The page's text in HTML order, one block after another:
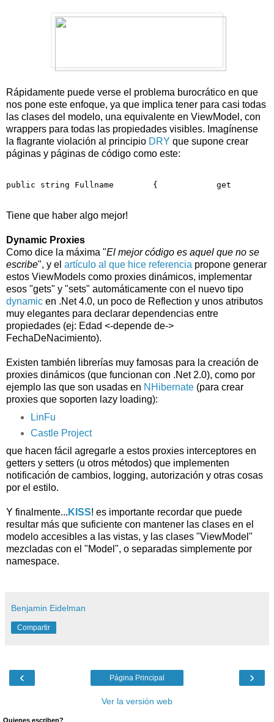
Rápidamente puede verse el problema burocrático en que
nos pone este enfoque, ya que implica tener para casi todas
las clases del modelo, una equivalente en ViewModel, con
wrappers para todas las propiedades visibles. Imagínense
la flagrante violación al principio DRY que supone crear
páginas y páginas de código como este:
public string Fullname        {
Tiene que haber algo mejor!
Dynamic Proxies
Como dice la máxima "El mejor código es aquel que no se
escribe", y el artículo al que hice referencia propone generar
estos ViewModels como proxies dinámicos, implementar
esos "gets" y "sets" automáticamente con el nuevo tipo
dynamic en .Net 4.0, un poco de Reflection y unos atributos
muy elegantes para declarar dependencias entre
propiedades (ej: Edad <-depende de->
FechaDeNacimiento).
Existen también librerías muy famosas para la creación de
proxies dinámicos (que funcionan con .Net 2.0), como por
ejemplo las que son usadas en NHibernate (para crear
proxies que soporten lazy loading):
LinFu
Castle Project
que hacen fácil agregarle a estos proxies interceptores en
getters y setters (u otros métodos) que implementen
notificación de cambios, logging, autorización y otras cosas
por el estilo.
Y finalmente... KISS! es importante recordar que puede
resultar más que suficiente con mantener las clases en el
modelo accesibles a las vistas, y las clases "ViewModel"
mezcladas con el "Model", o separadas simplemente por
namespace.
Benjamin Eidelman
Compartir
‹ ›
Página Principal
Ver la versión web
Quienes escriben?